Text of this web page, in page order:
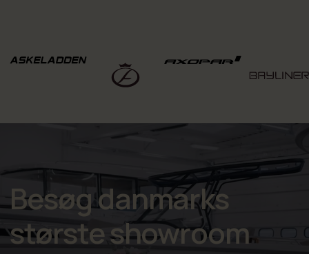
Besøg danmarks
største showroom